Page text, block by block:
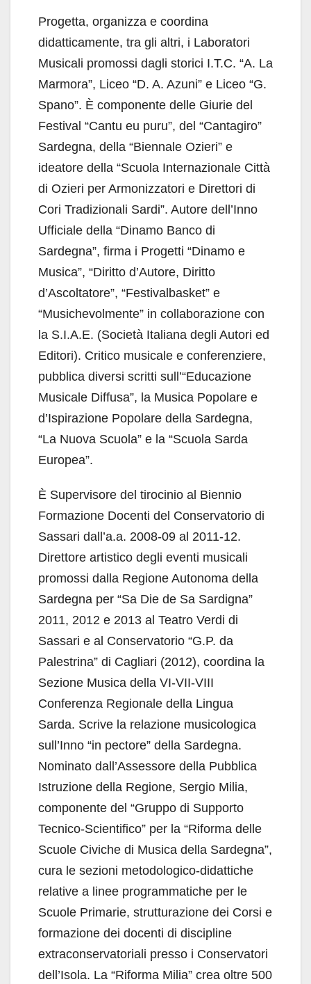
Progetta, organizza e coordina
didatticamente, tra gli altri, i Laboratori
Musicali promossi dagli storici I.T.C. “A. La
Marmora”, Liceo “D. A. Azuni” e Liceo “G.
Spano”. È componente delle Giurie del
Festival “Cantu eu puru”, del “Cantagiro”
Sardegna, della “Biennale Ozieri” e
ideatore della “Scuola Internazionale Città
di Ozieri per Armonizzatori e Direttori di
Cori Tradizionali Sardi”. Autore dell’Inno
Ufficiale della “Dinamo Banco di
Sardegna”, firma i Progetti “Dinamo e
Musica”, “Diritto d’Autore, Diritto
d’Ascoltatore”, “Festivalbasket” e
“Musichevolmente” in collaborazione con
la S.I.A.E. (Società Italiana degli Autori ed
Editori). Critico musicale e conferenziere,
pubblica diversi scritti sull’“Educazione
Musicale Diffusa”, la Musica Popolare e
d’Ispirazione Popolare della Sardegna,
“La Nuova Scuola” e la “Scuola Sarda
Europea”.
È Supervisore del tirocinio al Biennio
Formazione Docenti del Conservatorio di
Sassari dall’a.a. 2008-09 al 2011-12.
Direttore artistico degli eventi musicali
promossi dalla Regione Autonoma della
Sardegna per “Sa Die de Sa Sardigna”
2011, 2012 e 2013 al Teatro Verdi di
Sassari e al Conservatorio “G.P. da
Palestrina” di Cagliari (2012), coordina la
Sezione Musica della VI-VII-VIII
Conferenza Regionale della Lingua
Sarda. Scrive la relazione musicologica
sull’Inno “in pectore” della Sardegna.
Nominato dall’Assessore della Pubblica
Istruzione della Regione, Sergio Milia,
componente del “Gruppo di Supporto
Tecnico-Scientifico” per la “Riforma delle
Scuole Civiche di Musica della Sardegna”,
cura le sezioni metodologico-didattiche
relative a linee programmatiche per le
Scuole Primarie, strutturazione dei Corsi e
formazione dei docenti di discipline
extraconservatoriali presso i Conservatori
dell’Isola. La “Riforma Milia” crea oltre 500